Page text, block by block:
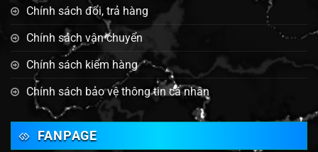
Chính sách đổi, trả hàng
Chính sách vận chuyển
Chính sách kiểm hàng
Chính sách bảo vệ thông tin cá nhân
FANPAGE